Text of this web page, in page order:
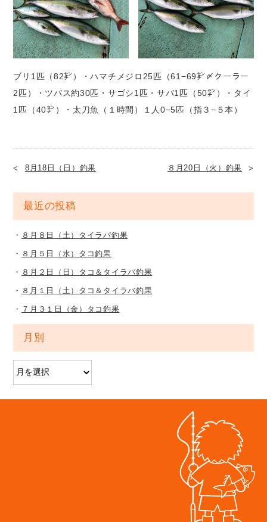
ブリ1匹（82㌢）・ハマチメジロ25匹（61−69㌢〆クーラー
2匹）・ツバス約30匹・サゴシ1匹・サバ1匹（50㌢）・タイ
1匹（40㌢）・太刀魚（１時間）１人0−5匹（指３−５本）
8月18日（日）釣果 ８月20日（火）釣果
最近の投稿
８月８日（土）タイラバ釣果
８月５日（水）タコ釣果
８月２日（日）タコ＆タイラバ釣果
８月１日（土）タコ＆タイラバ釣果
７月３１日（金）タコ釣果
月別